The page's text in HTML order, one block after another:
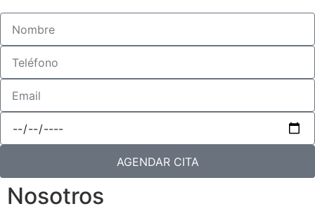
AGENDAR CITA
Nosotros